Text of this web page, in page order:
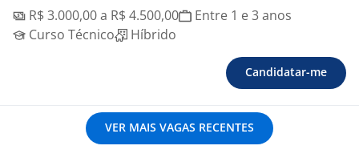
R$ 3.000,00 a R$ 4.500,00
Entre 1 e 3 anos
Curso Técnico
Híbrido
Candidatar-me
VER MAIS VAGAS RECENTES